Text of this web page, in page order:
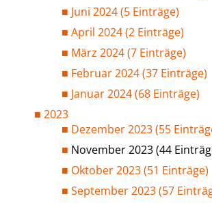
Juni 2024 (5 Einträge)
April 2024 (2 Einträge)
März 2024 (7 Einträge)
Februar 2024 (37 Einträge)
Januar 2024 (68 Einträge)
2023
Dezember 2023 (55
November 2023 (44
Oktober 2023 (51 Einträge)
September 2023 (57